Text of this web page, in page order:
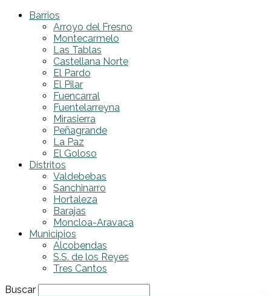
Barrios
Arroyo del Fresno
Montecarmelo
Las Tablas
Castellana Norte
El Pardo
El Pilar
Fuencarral
Fuentelarreyna
Mirasierra
Peñagrande
La Paz
El Goloso
Distritos
Valdebebas
Sanchinarro
Hortaleza
Barajas
Moncloa-Aravaca
Municipios
Alcobendas
S.S. de los Reyes
Tres Cantos
Buscar